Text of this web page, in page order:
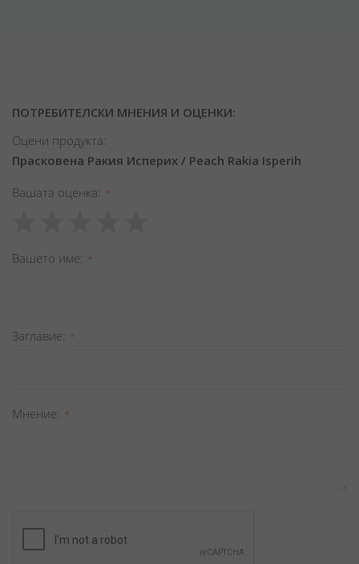
ПОТРЕБИТЕЛСКИ МНЕНИЯ И ОЦЕНКИ:
Оцени продукта:
Прасковена Ракия Исперих / Peach Rakia Isperih
Вашата оценка
star
stars
stars
stars
stars
Вашето име
Заглавиe
Мнение